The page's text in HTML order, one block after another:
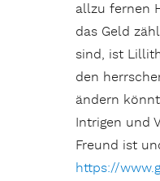
allzu fernen
das Geld
sind, ist
den
ändern
Intrigen und
Freund ist
https://